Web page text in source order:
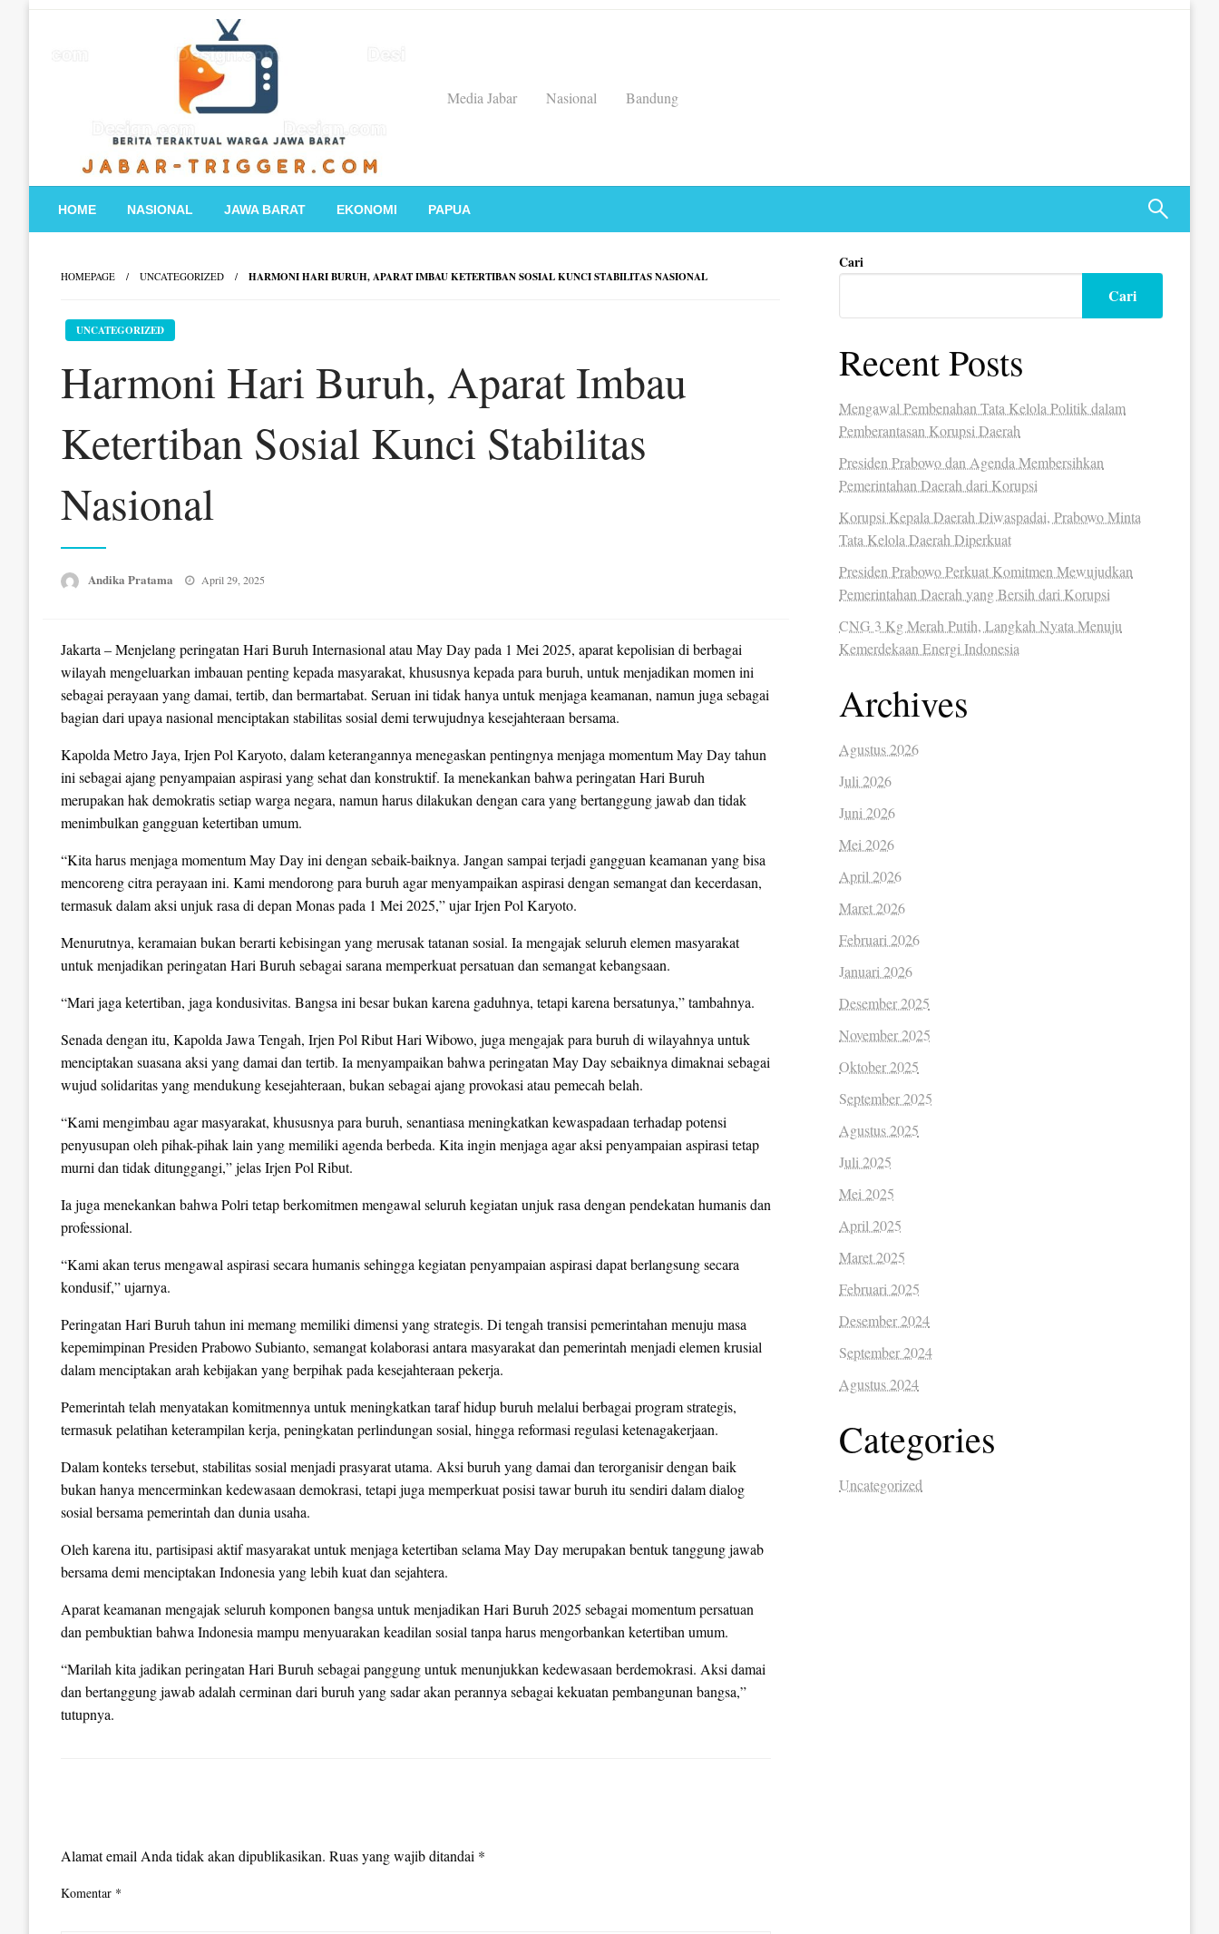
Media Jabar
Nasional Bandung
HOME NASIONAL JAWA BARAT EKONOMI PAPUA
HOMEPAGE UNCATEGORIZED HARMONI HARI BURUH, APARAT IMBAU KETERTIBAN SOSIAL KUNCI STABILITAS NASIONAL
UNCATEGORIZED
Harmoni Hari Buruh, Aparat Imbau
Ketertiban Sosial Kunci Stabilitas
Nasional
Andika Pratama
Posted
April 29, 2025
Jakarta – Menjelang peringatan Hari Buruh Internasional atau May Day pada 1 Mei 2025, aparat kepolisian di berbagai
wilayah mengeluarkan imbauan penting kepada masyarakat, khususnya kepada para buruh, untuk menjadikan momen ini
sebagai perayaan yang damai, tertib, dan bermartabat. Seruan ini tidak hanya untuk menjaga keamanan, namun juga sebagai
bagian dari upaya nasional menciptakan stabilitas sosial demi terwujudnya kesejahteraan bersama.
Kapolda Metro Jaya, Irjen Pol Karyoto, dalam keterangannya menegaskan pentingnya menjaga momentum May Day tahun
ini sebagai ajang penyampaian aspirasi yang sehat dan konstruktif. Ia menekankan bahwa peringatan Hari Buruh
merupakan hak demokratis setiap warga negara, namun harus dilakukan dengan cara yang bertanggung jawab dan tidak
menimbulkan gangguan ketertiban umum.
“Kita harus menjaga momentum May Day ini dengan sebaik-baiknya. Jangan sampai terjadi gangguan keamanan yang bisa
mencoreng citra perayaan ini. Kami mendorong para buruh agar menyampaikan aspirasi dengan semangat dan kecerdasan,
termasuk dalam aksi unjuk rasa di depan Monas pada 1 Mei 2025,” ujar Irjen Pol Karyoto.
Menurutnya, keramaian bukan berarti kebisingan yang merusak tatanan sosial. Ia mengajak seluruh elemen masyarakat
untuk menjadikan peringatan Hari Buruh sebagai sarana memperkuat persatuan dan semangat kebangsaan.
“Mari jaga ketertiban, jaga kondusivitas. Bangsa ini besar bukan karena gaduhnya, tetapi karena bersatunya,” tambahnya.
Senada dengan itu, Kapolda Jawa Tengah, Irjen Pol Ribut Hari Wibowo, juga mengajak para buruh di wilayahnya untuk
menciptakan suasana aksi yang damai dan tertib. Ia menyampaikan bahwa peringatan May Day sebaiknya dimaknai sebagai
wujud solidaritas yang mendukung kesejahteraan, bukan sebagai ajang provokasi atau pemecah belah.
“Kami mengimbau agar masyarakat, khususnya para buruh, senantiasa meningkatkan kewaspadaan terhadap potensi
penyusupan oleh pihak-pihak lain yang memiliki agenda berbeda. Kita ingin menjaga agar aksi penyampaian aspirasi tetap
murni dan tidak ditunggangi,” jelas Irjen Pol Ribut.
Ia juga menekankan bahwa Polri tetap berkomitmen mengawal seluruh kegiatan unjuk rasa dengan pendekatan humanis dan
professional.
“Kami akan terus mengawal aspirasi secara humanis sehingga kegiatan penyampaian aspirasi dapat berlangsung secara
kondusif,” ujarnya.
Peringatan Hari Buruh tahun ini memang memiliki dimensi yang strategis. Di tengah transisi pemerintahan menuju masa
kepemimpinan Presiden Prabowo Subianto, semangat kolaborasi antara masyarakat dan pemerintah menjadi elemen krusial
dalam menciptakan arah kebijakan yang berpihak pada kesejahteraan pekerja.
Pemerintah telah menyatakan komitmennya untuk meningkatkan taraf hidup buruh melalui berbagai program strategis,
termasuk pelatihan keterampilan kerja, peningkatan perlindungan sosial, hingga reformasi regulasi ketenagakerjaan.
Dalam konteks tersebut, stabilitas sosial menjadi prasyarat utama. Aksi buruh yang damai dan terorganisir dengan baik
bukan hanya mencerminkan kedewasaan demokrasi, tetapi juga memperkuat posisi tawar buruh itu sendiri dalam dialog
sosial bersama pemerintah dan dunia usaha.
Oleh karena itu, partisipasi aktif masyarakat untuk menjaga ketertiban selama May Day merupakan bentuk tanggung jawab
bersama demi menciptakan Indonesia yang lebih kuat dan sejahtera.
Aparat keamanan mengajak seluruh komponen bangsa untuk menjadikan Hari Buruh 2025 sebagai momentum persatuan
dan pembuktian bahwa Indonesia mampu menyuarakan keadilan sosial tanpa harus mengorbankan ketertiban umum.
“Marilah kita jadikan peringatan Hari Buruh sebagai panggung untuk menunjukkan kedewasaan berdemokrasi. Aksi damai
dan bertanggung jawab adalah cerminan dari buruh yang sadar akan perannya sebagai kekuatan pembangunan bangsa,”
tutupnya.
Alamat email Anda tidak akan dipublikasikan. Ruas yang wajib ditandai *
Komentar *
Cari
Cari
Recent Posts
Mengawal Pembenahan Tata Kelola Politik dalam
Pemberantasan Korupsi Daerah
Presiden Prabowo dan Agenda Membersihkan
Pemerintahan Daerah dari Korupsi
Korupsi Kepala Daerah Diwaspadai, Prabowo Minta
Tata Kelola Daerah Diperkuat
Presiden Prabowo Perkuat Komitmen Mewujudkan
Pemerintahan Daerah yang Bersih dari Korupsi
CNG 3 Kg Merah Putih, Langkah Nyata Menuju
Kemerdekaan Energi Indonesia
Archives
Agustus 2026
Juli 2026
Juni 2026
Mei 2026
April 2026
Maret 2026
Februari 2026
Januari 2026
Desember 2025
November 2025
Oktober 2025
September 2025
Agustus 2025
Juli 2025
Mei 2025
April 2025
Maret 2025
Februari 2025
Desember 2024
September 2024
Agustus 2024
Categories
Uncategorized